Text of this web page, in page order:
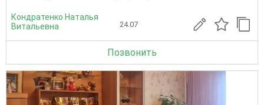
Кондратенко Наталья
Витальевна
24.07
Позвонить